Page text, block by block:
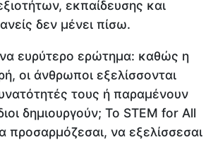
εκπαίδευσης και
δεν μένει πίσω.
ευρύτερο ερώτημα: καθώς η
οι άνθρωποι εξελίσσονται
τους ή παραμένουν
δημιουργούν; Το STEM for All
προσαρμόζεσαι, να εξελίσσεσαι